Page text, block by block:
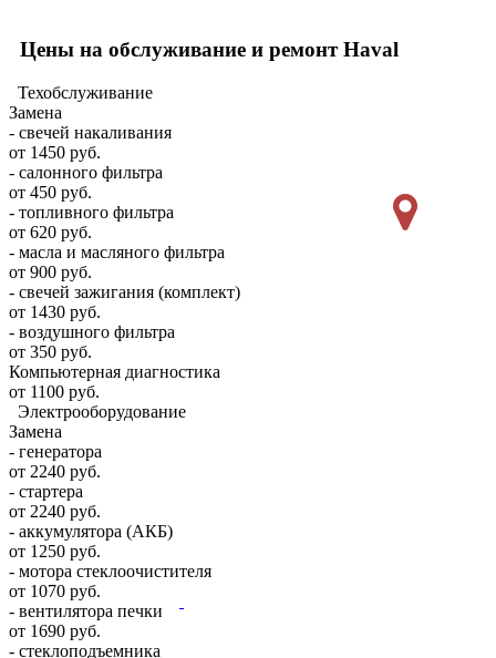
Цены на обслуживание и ремонт Haval
Техобслуживание
Замена
- свечей накаливания
от 1450 руб.
- салонного фильтра
от 450 руб.
- топливного фильтра
от 620 руб.
- масла и масляного фильтра
от 900 руб.
- свечей зажигания (комплект)
от 1430 руб.
- воздушного фильтра
от 350 руб.
Компьютерная диагностика
от 1100 руб.
Электрооборудование
Замена
- генератора
от 2240 руб.
- стартера
от 2240 руб.
- аккумулятора (АКБ)
от 1250 руб.
- мотора стеклоочистителя
от 1070 руб.
- вентилятора печки
от 1690 руб.
- стеклоподъемника